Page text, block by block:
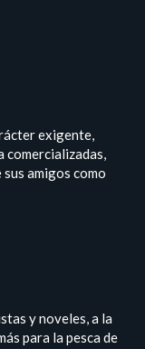
exigente,
amigos como
y noveles, a la
para la pesca de